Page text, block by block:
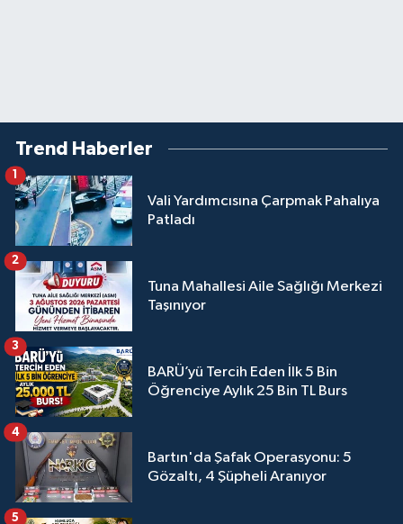
Trend Haberler
Vali Yardımcısına Çarpmak Pahalıya
Patladı
1
Tuna Mahallesi Aile Sağlığı Merkezi
Taşınıyor
2
BARÜ’yü Tercih Eden İlk 5 Bin
Öğrenciye Aylık 25 Bin TL Burs
3
Bartın'da Şafak Operasyonu: 5
Gözaltı, 4 Şüpheli Aranıyor
4
5